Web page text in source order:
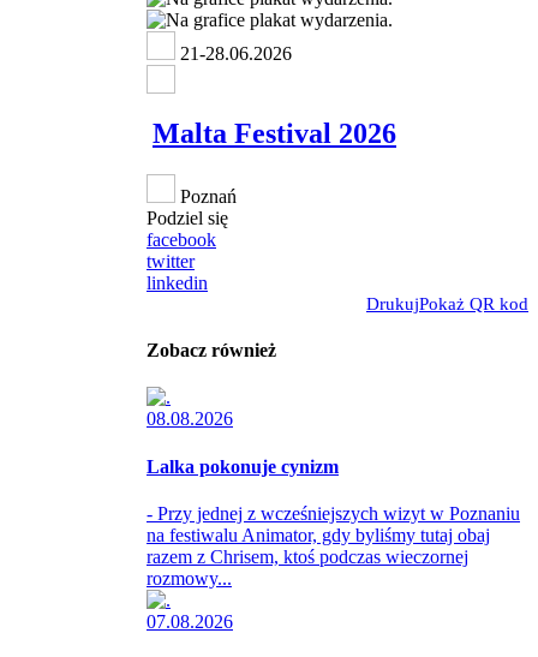
21-28.06.2026
Malta Festival 2026
Poznań
Podziel się
facebook
twitter
linkedin
DrukujPokaż QR kod
Zobacz również
08.08.2026
Lalka pokonuje cynizm
- Przy jednej z wcześniejszych wizyt w Poznaniu
na festiwalu Animator, gdy byliśmy tutaj obaj
razem z Chrisem, ktoś podczas wieczornej
rozmowy...
07.08.2026